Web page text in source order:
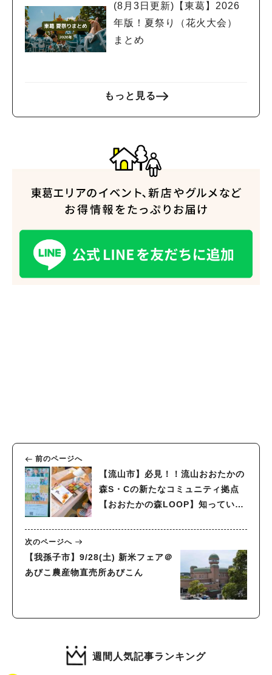
(8月3日更新)【東葛】2026
年版！夏祭り（花火大会）
まとめ
もっと見る
前のページへ
【流山市】必見！！流山おおたかの
森S・Cの新たなコミュニティ拠点
【おおたかの森LOOP】知っていま
次のページへ
【我孫子市】9/28(土) 新米フェア＠
あびこ農産物直売所あびこん
週間人気記事ランキング